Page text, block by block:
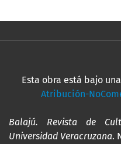
Esta obra está bajo una
Atribución-
Balajú. Revista de
Universidad Veracruzana.